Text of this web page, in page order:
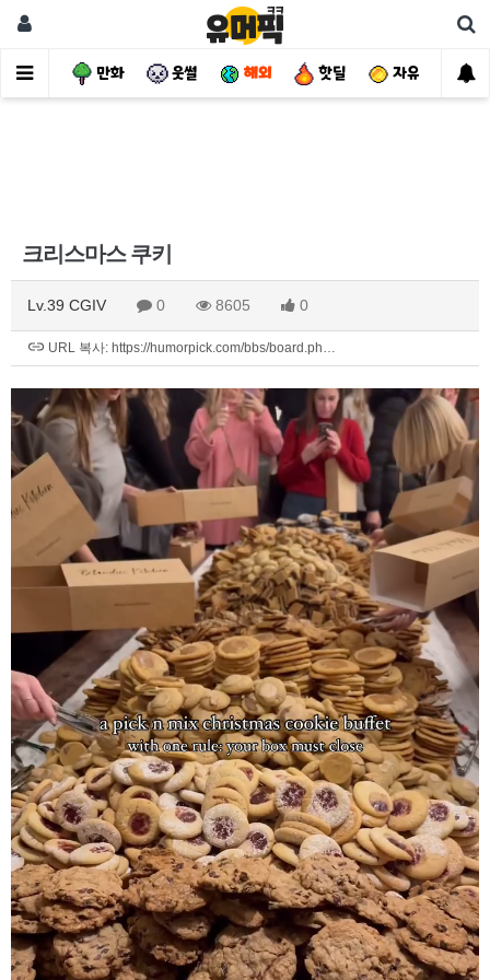
사건 만화 웃썰 해외 핫딜 자유
크리스마스 쿠키
Lv.39 CGIV 0 8605 0
URL 복사: https://humorpick.com/bbs/board.ph…